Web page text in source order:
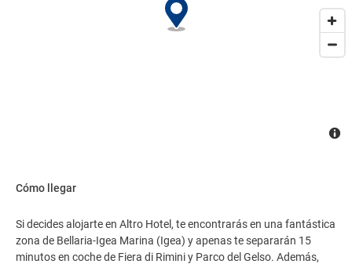
Cómo llegar
Si decides alojarte en Altro Hotel, te encontrarás en una fantástica
zona de Bellaria-Igea Marina (Igea) y apenas te separarán 15
minutos en coche de Fiera di Rimini y Parco del Gelso. Además,